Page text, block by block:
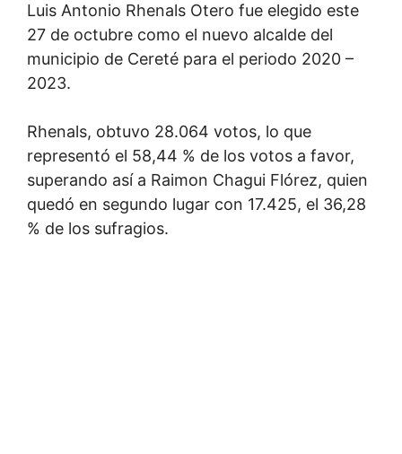
Luis Antonio Rhenals Otero fue elegido este
27 de octubre como el nuevo alcalde del
municipio de Cereté para el periodo 2020 –
2023.
Rhenals, obtuvo 28.064 votos, lo que
representó el 58,44 % de los votos a favor,
superando así a Raimon Chagui Flórez, quien
quedó en segundo lugar con 17.425, el 36,28
% de los sufragios.